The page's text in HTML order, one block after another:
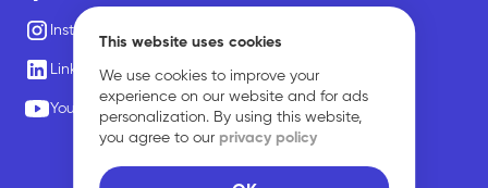
This website uses cookies
We use cookies to improve your
experience on our website and for ads
personalization. By using this website,
you agree to our privacy policy
Instagram
LinkedIn
Youtube